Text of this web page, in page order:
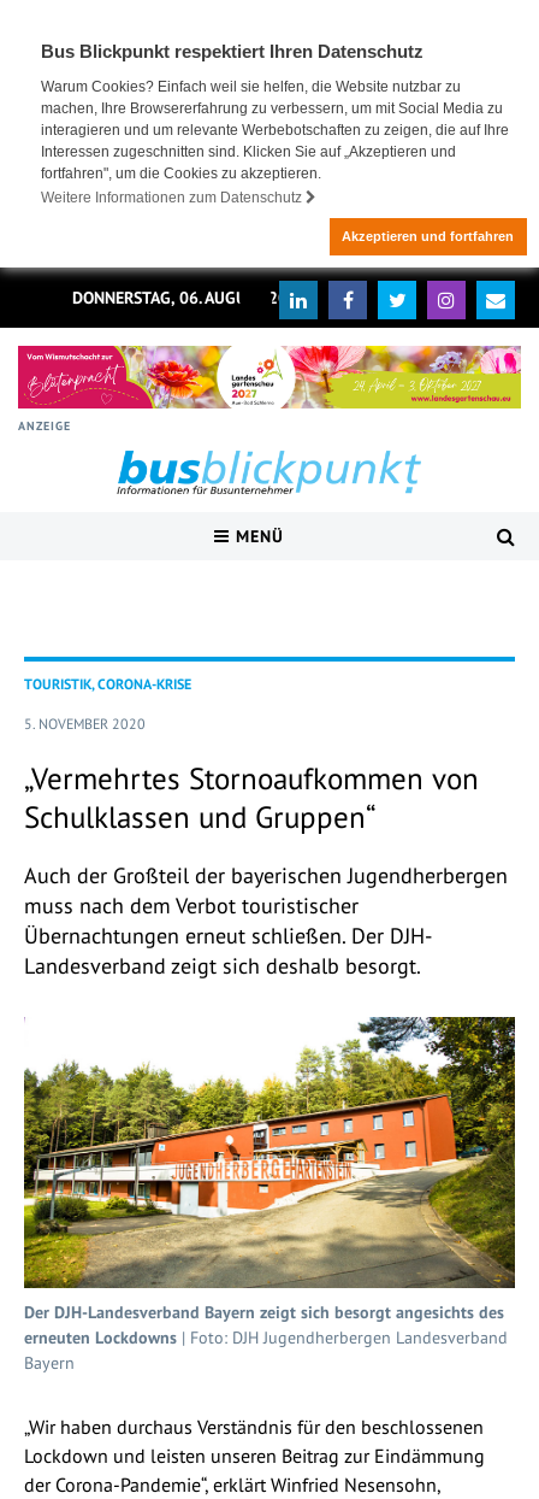
Bus Blickpunkt respektiert Ihren Datenschutz
Warum Cookies? Einfach weil sie helfen, die Website nutzbar zu
machen, Ihre Browsererfahrung zu verbessern, um mit Social Media zu
interagieren und um relevante Werbebotschaften zu zeigen, die auf Ihre
Interessen zugeschnitten sind. Klicken Sie auf „Akzeptieren und
fortfahren", um die Cookies zu akzeptieren.
Weitere Informationen zum Datenschutz
Akzeptieren und fortfahren
DONNERSTAG, 06. AUGUST 2026
ANZEIGE
MENÜ
TOURISTIK, CORONA-KRISE
5. NOVEMBER 2020
„Vermehrtes Stornoaufkommen von
Schulklassen und Gruppen“
Auch der Großteil der bayerischen Jugendherbergen
muss nach dem Verbot touristischer
Übernachtungen erneut schließen. Der DJH-
Landesverband zeigt sich deshalb besorgt.
Der DJH-Landesverband Bayern zeigt sich besorgt angesichts des
erneuten Lockdowns | Foto: DJH Jugendherbergen Landesverband
Bayern
„Wir haben durchaus Verständnis für den beschlossenen
Lockdown und leisten unseren Beitrag zur Eindämmung
der Corona-Pandemie“, erklärt Winfried Nesensohn,